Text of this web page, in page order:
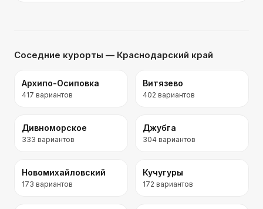
Соседние курорты — Краснодарский край
Архипо-Осиповка
417 вариантов
Витязево
402 вариантов
Дивноморское
333 вариантов
Джубга
304 вариантов
Новомихайловский
173 вариантов
Кучугуры
172 вариантов